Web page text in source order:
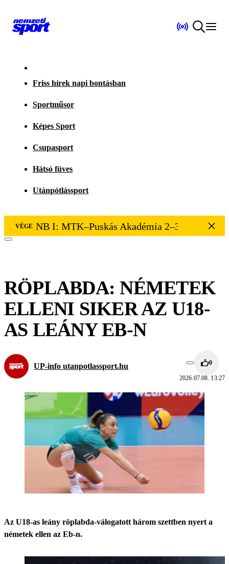
Friss hírek napi bontásban
Sportműsor
Képes Sport
Csupasport
Hátsó füves
Utánpótlássport
VÉGE NB I: MTK–Puskás Akadémia 2–3
RÖPLABDA: NÉMETEK
ELLENI SIKER AZ U18-
AS LEÁNY EB-N
UP-info utanpotlassport.hu 0
2026.07.08. 13:27
Az U18-as leány röplabda-válogatott három szettben nyert a
németek ellen az Eb-n.